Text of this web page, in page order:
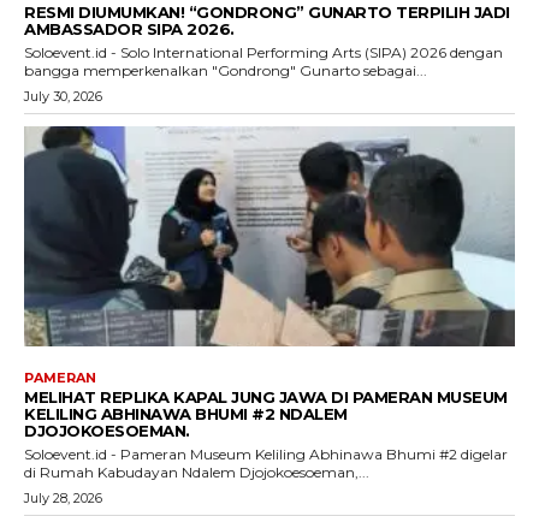
RESMI DIUMUMKAN! “GONDRONG” GUNARTO TERPILIH JADI
AMBASSADOR SIPA 2026.
Soloevent.id - Solo International Performing Arts (SIPA) 2026 dengan
bangga memperkenalkan "Gondrong" Gunarto sebagai...
July 30, 2026
PAMERAN
MELIHAT REPLIKA KAPAL JUNG JAWA DI PAMERAN MUSEUM
KELILING ABHINAWA BHUMI #2 NDALEM
DJOJOKOESOEMAN.
Soloevent.id - Pameran Museum Keliling Abhinawa Bhumi #2 digelar
di Rumah Kabudayan Ndalem Djojokoesoeman,...
July 28, 2026